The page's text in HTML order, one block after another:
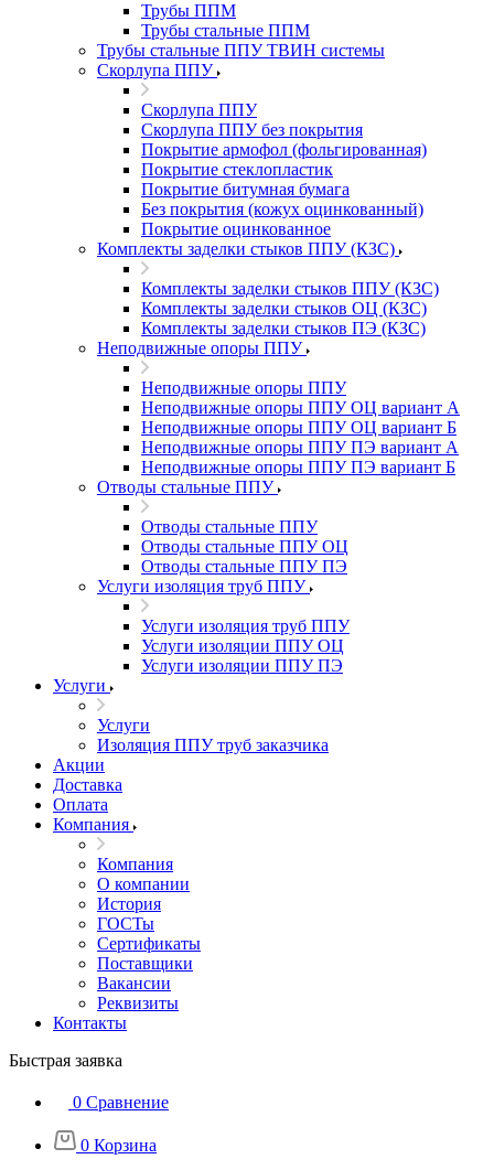
Трубы ППМ
Трубы стальные ППМ
Трубы стальные ППУ ТВИН системы
Скорлупа ППУ
Скорлупа ППУ
Скорлупа ППУ без покрытия
Покрытие армофол (фольгированная)
Покрытие стеклопластик
Покрытие битумная бумага
Без покрытия (кожух оцинкованный)
Покрытие оцинкованное
Комплекты заделки стыков ППУ (КЗС)
Комплекты заделки стыков ППУ (КЗС)
Комплекты заделки стыков ОЦ (КЗС)
Комплекты заделки стыков ПЭ (КЗС)
Неподвижные опоры ППУ
Неподвижные опоры ППУ
Неподвижные опоры ППУ ОЦ вариант А
Неподвижные опоры ППУ ОЦ вариант Б
Неподвижные опоры ППУ ПЭ вариант А
Неподвижные опоры ППУ ПЭ вариант Б
Отводы стальные ППУ
Отводы стальные ППУ
Отводы стальные ППУ ОЦ
Отводы стальные ППУ ПЭ
Услуги изоляция труб ППУ
Услуги изоляция труб ППУ
Услуги изоляции ППУ ОЦ
Услуги изоляции ППУ ПЭ
Услуги
Услуги
Изоляция ППУ труб заказчика
Акции
Доставка
Оплата
Компания
Компания
О компании
История
ГОСТы
Сертификаты
Поставщики
Вакансии
Реквизиты
Контакты
Быстрая заявка
0 Сравнение
0 Корзина